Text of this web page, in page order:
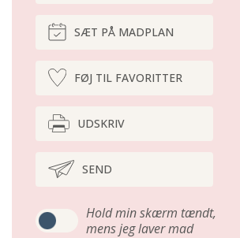
SÆT PÅ MADPLAN
FØJ TIL FAVORITTER
UDSKRIV
SEND
Hold min skærm tændt,
mens jeg laver mad